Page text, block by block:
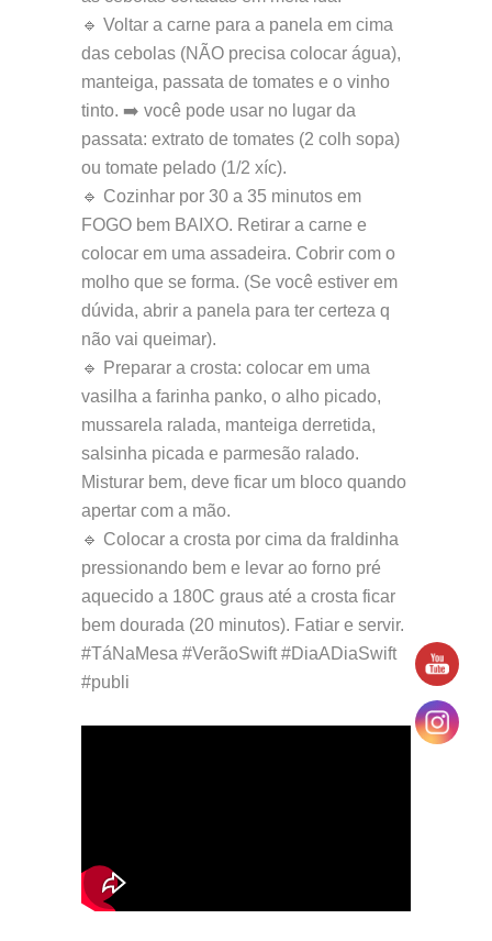
🔹 Voltar a carne para a panela em cima
das cebolas (NÃO precisa colocar água),
manteiga, passata de tomates e o vinho
tinto. ➡️ você pode usar no lugar da
passata: extrato de tomates (2 colh sopa)
ou tomate pelado (1/2 xíc).
🔹 Cozinhar por 30 a 35 minutos em
FOGO bem BAIXO. Retirar a carne e
colocar em uma assadeira. Cobrir com o
molho que se forma. (Se você estiver em
dúvida, abrir a panela para ter certeza q
não vai queimar).
🔹 Preparar a crosta: colocar em uma
vasilha a farinha panko, o alho picado,
mussarela ralada, manteiga derretida,
salsinha picada e parmesão ralado.
Misturar bem, deve ficar um bloco quando
apertar com a mão.
🔹 Colocar a crosta por cima da fraldinha
pressionando bem e levar ao forno pré
aquecido a 180C graus até a crosta ficar
bem dourada (20 minutos). Fatiar e servir.
#TáNaMesa #VerãoSwift #DiaADiaSwift
#publi